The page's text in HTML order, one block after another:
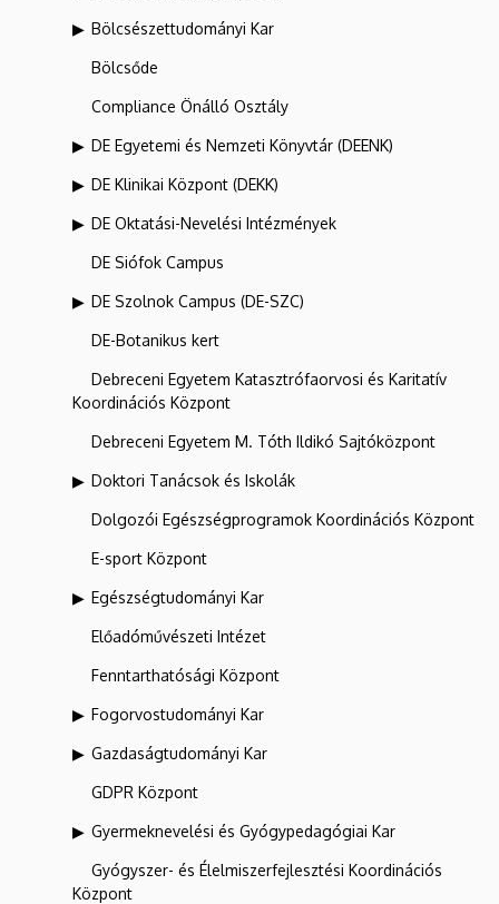
Bölcsészettudományi Kar
Bölcsőde
Compliance Önálló Osztály
DE Egyetemi és Nemzeti Könyvtár (DEENK)
DE Klinikai Központ (DEKK)
DE Oktatási-Nevelési Intézmények
DE Siófok Campus
DE Szolnok Campus (DE-SZC)
DE-Botanikus kert
Debreceni Egyetem Katasztrófaorvosi és Karitatív
Koordinációs Központ
Debreceni Egyetem M. Tóth Ildikó Sajtóközpont
Doktori Tanácsok és Iskolák
Dolgozói Egészségprogramok Koordinációs Központ
E-sport Központ
Egészségtudományi Kar
Előadóművészeti Intézet
Fenntarthatósági Központ
Fogorvostudományi Kar
Gazdaságtudományi Kar
GDPR Központ
Gyermeknevelési és Gyógypedagógiai Kar
Gyógyszer- és Élelmiszerfejlesztési Koordinációs
Központ